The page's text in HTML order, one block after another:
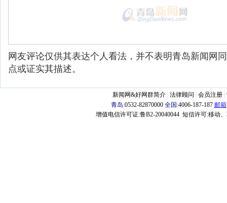
网友评论仅供其表达个人看法，并不表明青岛新闻网
点或证实其描述。